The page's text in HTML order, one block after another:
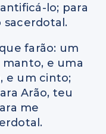
lo; para
sacerdotal.
farão: um
e uma
e um cinto;
Arão, teu
me